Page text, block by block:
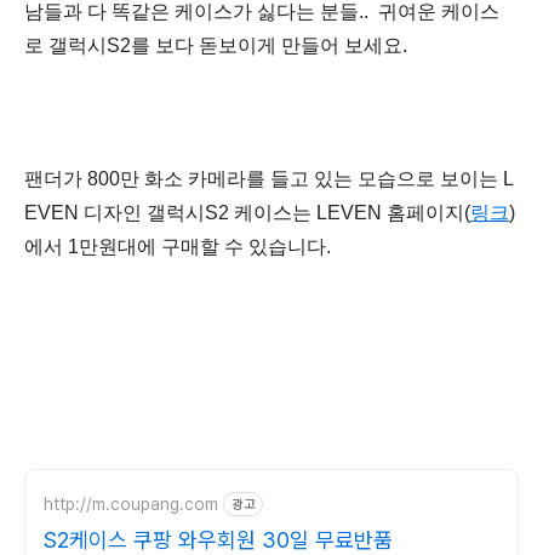
남들과 다 똑같은 케이스가 싫다는 분들.. 귀여운 케이스
로 갤럭시S2를 보다 돋보이게 만들어 보세요.
팬더가 800만 화소 카메라를 들고 있는 모습으로 보이는 L
EVEN 디자인 갤럭시S2 케이스는 LEVEN 홈페이지(링크)
에서 1만원대에 구매할 수 있습니다.
http://m.coupang.com 광고
S2케이스 쿠팡 와우회원 30일 무료반품